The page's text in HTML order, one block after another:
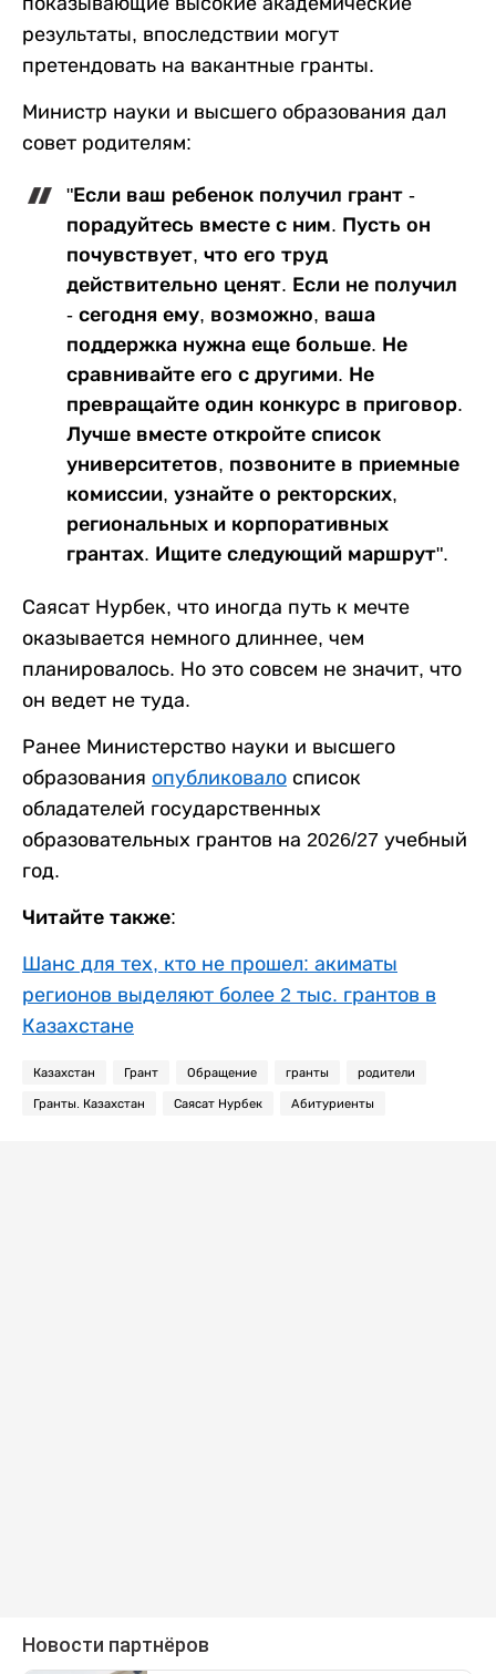
результаты, впоследствии могут
претендовать на вакантные гранты.
Министр науки и высшего образования дал
совет родителям:
"Если ваш ребенок получил грант -
порадуйтесь вместе с ним. Пусть он
почувствует, что его труд
действительно ценят. Если не получил
- сегодня ему, возможно, ваша
поддержка нужна еще больше. Не
сравнивайте его с другими. Не
превращайте один конкурс в приговор.
Лучше вместе откройте список
университетов, позвоните в приемные
комиссии, узнайте о ректорских,
региональных и корпоративных
грантах. Ищите следующий маршрут".
Саясат Нурбек, что иногда путь к мечте
оказывается немного длиннее, чем
планировалось. Но это совсем не значит, что
он ведет не туда.
Ранее Министерство науки и высшего
образования опубликовало список
обладателей государственных
образовательных грантов на 2026/27 учебный
год.
Читайте также:
Шанс для тех, кто не прошел: акиматы
регионов выделяют более 2 тыс. грантов в
Казахстане
Казахстан Грант Обращение гранты родители
Гранты. Казахстан Саясат Нурбек Абитуриенты